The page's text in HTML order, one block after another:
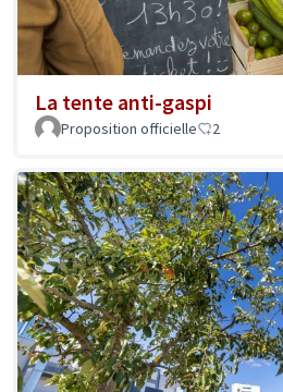
La tente anti-gaspi
Proposition officielle 2